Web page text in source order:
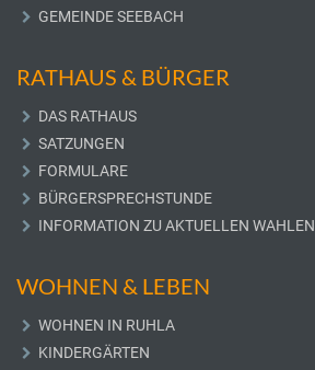
GEMEINDE SEEBACH
RATHAUS & BÜRGER
DAS RATHAUS
SATZUNGEN
FORMULARE
BÜRGERSPRECHSTUNDE
INFORMATION ZU AKTUELLEN WAHLEN
WOHNEN & LEBEN
WOHNEN IN RUHLA
KINDERGÄRTEN